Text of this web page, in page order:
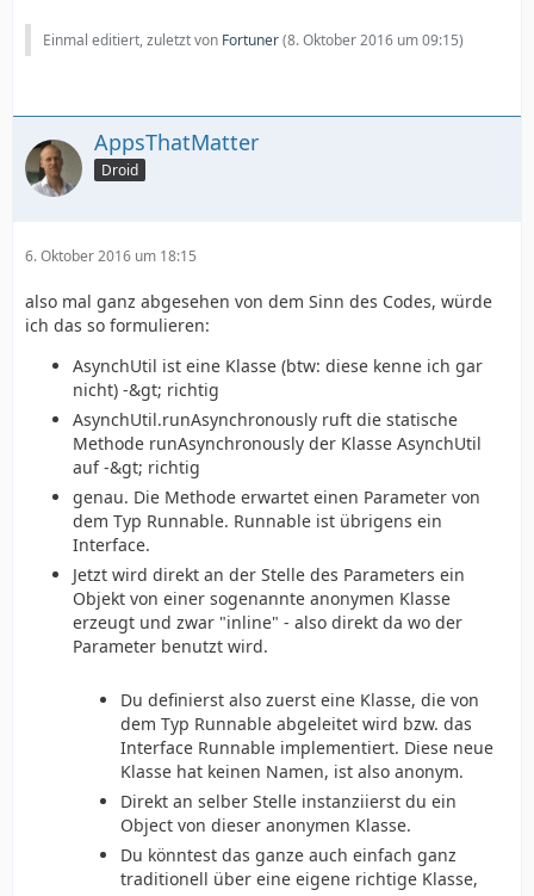
Einmal editiert, zuletzt von Fortuner(8. Oktober 2016 um 09:15)
AppsThatMatter
Droid
6. Oktober 2016 um 18:15
also mal ganz abgesehen von dem Sinn des Codes, würde
ich das so formulieren:
AsynchUtil ist eine Klasse (btw: diese kenne ich gar
nicht) -&gt; richtig
AsynchUtil.runAsynchronously ruft die statische
Methode runAsynchronously der Klasse AsynchUtil
auf -&gt; richtig
genau. Die Methode erwartet einen Parameter von
dem Typ Runnable. Runnable ist übrigens ein
Interface.
Jetzt wird direkt an der Stelle des Parameters ein
Objekt von einer sogenannte anonymen Klasse
erzeugt und zwar "inline" - also direkt da wo der
Parameter benutzt wird.
Du definierst also zuerst eine Klasse, die von
dem Typ Runnable abgeleitet wird bzw. das
Interface Runnable implementiert. Diese neue
Klasse hat keinen Namen, ist also anonym.
Direkt an selber Stelle instanziierst du ein
Object von dieser anonymen Klasse.
Du könntest das ganze auch einfach ganz
traditionell über eine eigene richtige Klasse,